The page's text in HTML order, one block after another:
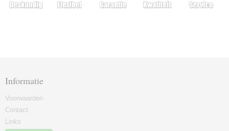
Informatie
Voorwaarden
Contact
Links